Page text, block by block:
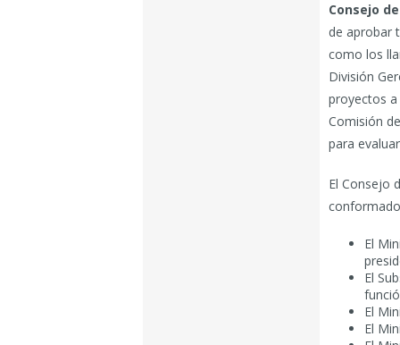
Consejo
de aprobar
como los
División
proyectos
Comisión
para
El Consejo
El
El
El
El